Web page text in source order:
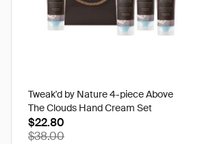
Tweak'd by Nature 4-piece Above
The Clouds Hand Cream Set
$22.80
$38.00